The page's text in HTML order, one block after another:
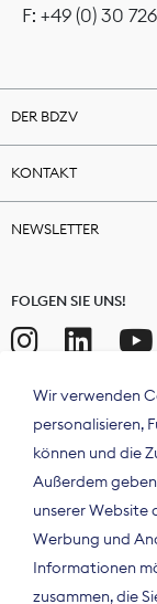
F: +49 (0) 30
DER BDZV
KONTAKT
NEWSLETTER
FOLGEN SIE UNS!
Wir verwenden
personalisieren,
können und die
Außerdem
unserer Website
Werbung und
Informationen
zusammen, die